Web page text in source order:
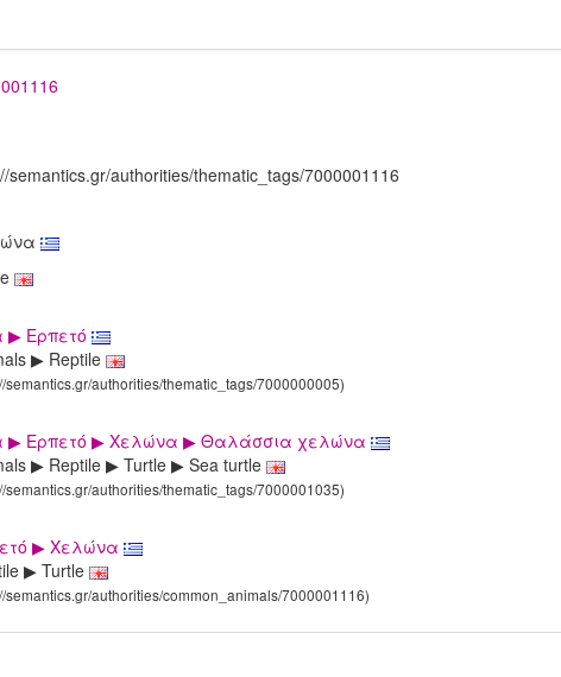
semantics.gr/authorities/thematic_tags/7000001116
▶ Ερπετό
▶ Reptile
semantics.gr/authorities/thematic_tags/7000000005)
▶ Ερπετό ▶ Χελώνα ▶ Θαλάσσια χελώνα
▶ Reptile ▶ Turtle ▶ Sea turtle
semantics.gr/authorities/thematic_tags/7000001035)
▶ Χελώνα
▶ Turtle
semantics.gr/authorities/common_animals/7000001116)